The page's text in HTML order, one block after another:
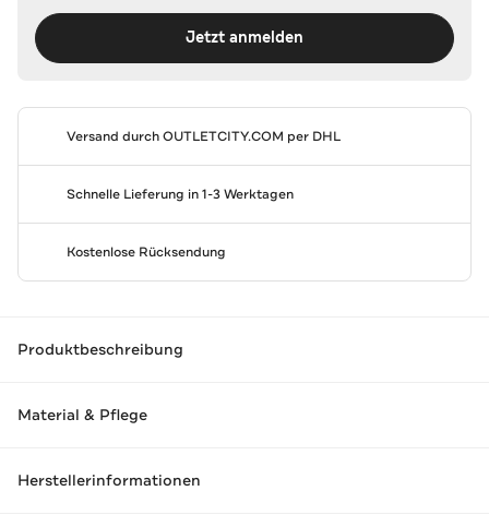
Jetzt anmelden
Versand durchOUTLETCITY.COM per DHL
Schnelle Lieferung in 1-3 Werktagen
Kostenlose Rücksendung
Produktbeschreibung
Material & Pflege
Herstellerinformationen